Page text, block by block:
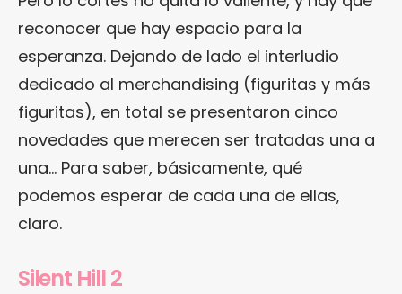
reconocer que hay espacio para la
esperanza. Dejando de lado el interludio
dedicado al merchandising (figuritas y más
figuritas), en total se presentaron cinco
novedades que merecen ser tratadas una a
una… Para saber, básicamente, qué
podemos esperar de cada una de ellas,
claro.
Silent Hill 2